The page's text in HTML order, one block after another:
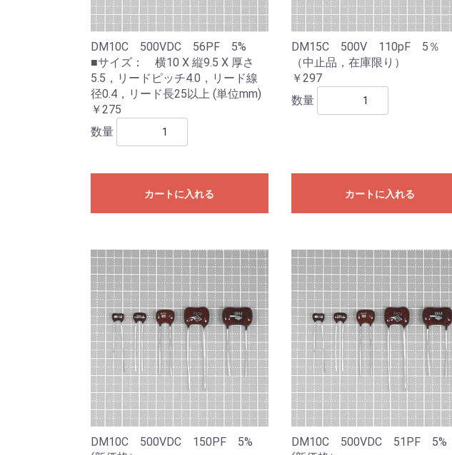
DM10C 500VDC 56PF 5%
■サイズ： 横10 X 縦9.5 X 厚さ
5.5，リードピッチ4.0，リード線
径0.4，リード長25以上 (単位mm)
￥275
数量
カートに入れる
DM15C 500V 110pF 5％
（中止品，在庫限り）
￥297
数量
カートに入れる
DM10C 500VDC 150PF 5%
DM10C 500VDC 51PF 5%